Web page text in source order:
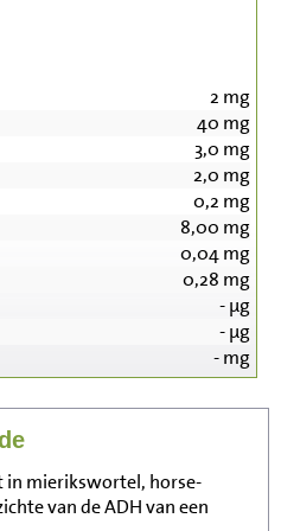
2 mg
40 mg
3,0 mg
2,0 mg
0,2 mg
8,00 mg
0,04mg
0,28 mg
-µg
-µg
-mg
in mierikswortel, horse-
van de ADH van een